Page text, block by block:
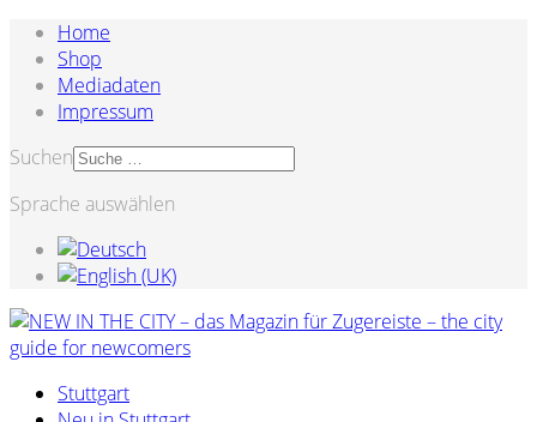
Home
Shop
Mediadaten
Impressum
Suchen
Sprache auswählen
Stuttgart